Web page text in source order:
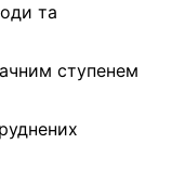
та
ступенем